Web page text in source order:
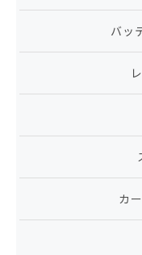
バッ
カ